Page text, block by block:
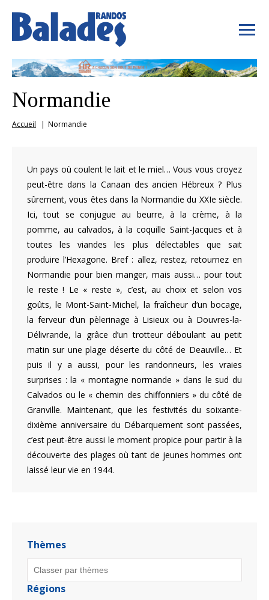
Normandie
Accueil Normandie
Un pays où coulent le lait et le miel… Vous vous croyez
peut-être dans la Canaan des ancien Hébreux ? Plus
sûrement, vous êtes dans la Normandie du XXIe siècle.
Ici, tout se conjugue au beurre, à la crème, à la
pomme, au calvados, à la coquille Saint-Jacques et à
toutes les viandes les plus délectables que sait
produire l’Hexagone. Bref : allez, restez, retournez en
Normandie pour bien manger, mais aussi… pour tout
le reste ! Le « reste », c’est, au choix et selon vos
goûts, le Mont-Saint-Michel, la fraîcheur d‘un bocage,
la ferveur d’un pèlerinage à Lisieux ou à Douvres-la-
Délivrande, la grâce d’un trotteur déboulant au petit
matin sur une plage déserte du côté de Deauville… Et
puis il y a aussi, pour les randonneurs, les vraies
surprises : la « montagne normande » dans le sud du
Calvados ou le « chemin des chiffonniers » du côté de
Granville. Maintenant, que les festivités du soixante-
dixième anniversaire du Débarquement sont passées,
c’est peut-être aussi le moment propice pour partir à la
découverte des plages où tant de jeunes hommes ont
laissé leur vie en 1944.
Thèmes
Régions